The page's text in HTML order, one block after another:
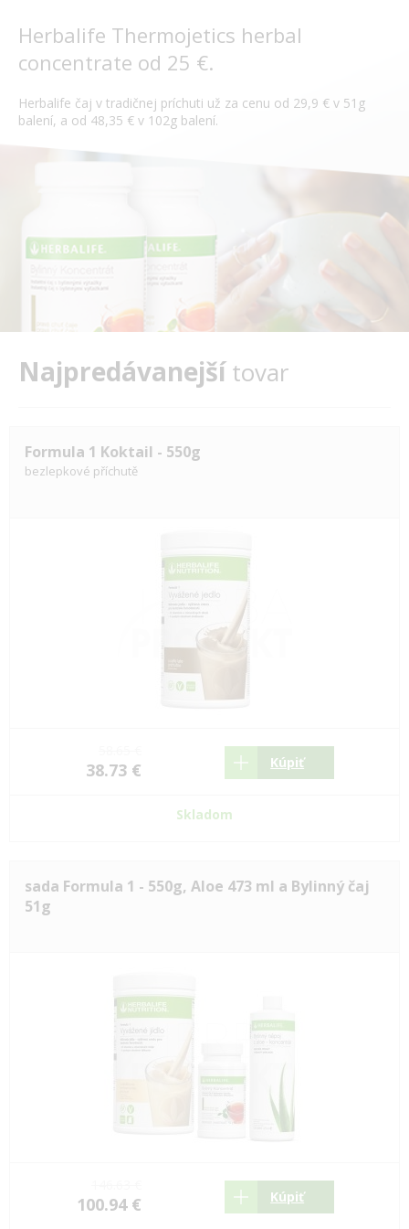
Herbalife Thermojetics herbal
concentrate od 25 €.
Herbalife čaj v tradičnej príchuti už za cenu od 29,9 € v 51g
balení, a od 48,35 € v 102g balení.
Najpredávanejšítovar
Formula 1 Koktail - 550g
bezlepkové příchutě
38.73 € Kúpiť
Skladom
sada Formula 1 - 550g, Aloe 473 ml a Bylinný čaj
51g
100.94 € Kúpiť